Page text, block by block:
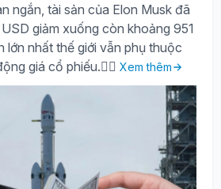
ngắn, tài sản của Elon Musk đã
giảm xuống còn khoảng 951
lớn nhất thế giới vẫn phụ thuộc
giá cổ phiếu.🤷‍♀️ Xem thêm